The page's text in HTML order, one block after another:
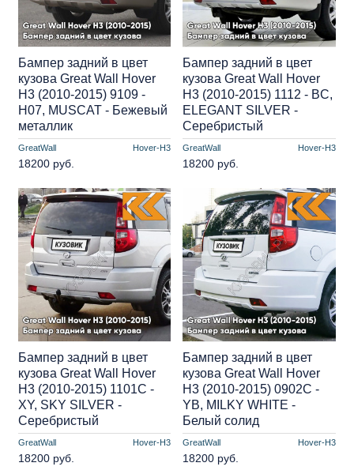
GreatWall Hover-H3
Бампер задний в цвет
кузова Great Wall Hover
H3 (2010-2015) 9109 -
H07, MUSCAT - Бежевый
металлик
18200 руб.
GreatWall Hover-H3
Бампер задний в цвет
кузова Great Wall Hover
H3 (2010-2015) 1112 - BC,
ELEGANT SILVER -
Серебристый
18200 руб.
GreatWall Hover-H3
Бампер задний в цвет
кузова Great Wall Hover
H3 (2010-2015) 1101C -
XY, SKY SILVER -
Серебристый
18200 руб.
GreatWall Hover-H3
Бампер задний в цвет
кузова Great Wall Hover
H3 (2010-2015) 0902C -
YB, MILKY WHITE -
Белый солид
18200 руб.